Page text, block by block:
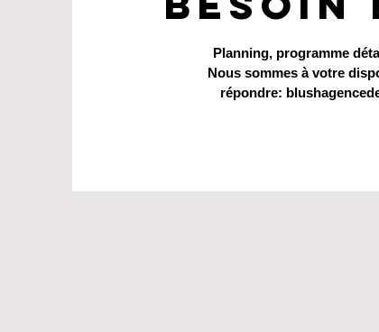
Planning, programme
Nous sommes à votre
répondre: